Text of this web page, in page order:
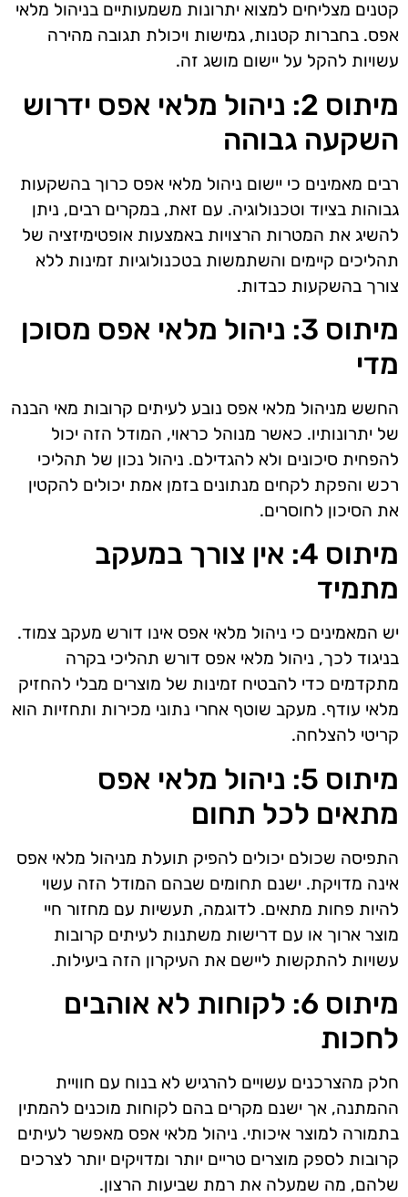
קטנים מצליחים למצוא יתרונות משמעותיים בניהול מלאי
אפס. בחברות קטנות, גמישות ויכולת תגובה מהירה
עשויות להקל על יישום מושג זה.
מיתוס 2: ניהול מלאי אפס ידרוש
השקעה גבוהה
רבים מאמינים כי יישום ניהול מלאי אפס כרוך בהשקעות
גבוהות בציוד וטכנולוגיה. עם זאת, במקרים רבים, ניתן
להשיג את המטרות הרצויות באמצעות אופטימיזציה של
תהליכים קיימים והשתמשות בטכנולוגיות זמינות ללא
צורך בהשקעות כבדות.
מיתוס 3: ניהול מלאי אפס מסוכן
מדי
החשש מניהול מלאי אפס נובע לעיתים קרובות מאי הבנה
של יתרונותיו. כאשר מנוהל כראוי, המודל הזה יכול
להפחית סיכונים ולא להגדילם. ניהול נכון של תהליכי
רכש והפקת לקחים מנתונים בזמן אמת יכולים להקטין
את הסיכון לחוסרים.
מיתוס 4: אין צורך במעקב
מתמיד
יש המאמינים כי ניהול מלאי אפס אינו דורש מעקב צמוד.
בניגוד לכך, ניהול מלאי אפס דורש תהליכי בקרה
מתקדמים כדי להבטיח זמינות של מוצרים מבלי להחזיק
מלאי עודף. מעקב שוטף אחרי נתוני מכירות ותחזיות הוא
קריטי להצלחה.
מיתוס 5: ניהול מלאי אפס
מתאים לכל תחום
התפיסה שכולם יכולים להפיק תועלת מניהול מלאי אפס
אינה מדויקת. ישנם תחומים שבהם המודל הזה עשוי
להיות פחות מתאים. לדוגמה, תעשיות עם מחזור חיי
מוצר ארוך או עם דרישות משתנות לעיתים קרובות
עשויות להתקשות ליישם את העיקרון הזה ביעילות.
מיתוס 6: לקוחות לא אוהבים
לחכות
חלק מהצרכנים עשויים להרגיש לא בנוח עם חוויית
ההמתנה, אך ישנם מקרים בהם לקוחות מוכנים להמתין
בתמורה למוצר איכותי. ניהול מלאי אפס מאפשר לעיתים
קרובות לספק מוצרים טריים יותר ומדויקים יותר לצרכים
שלהם, מה שמעלה את רמת שביעות הרצון.